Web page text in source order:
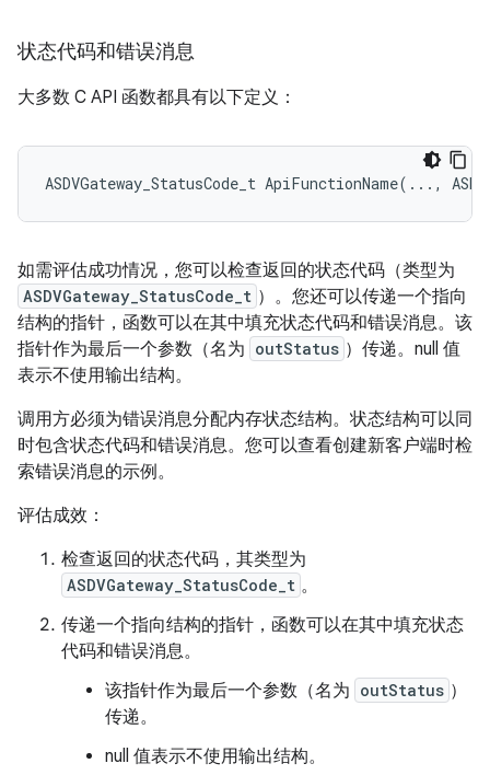
状态代码和错误消息
大多数 C API 函数都具有以下定义：
如需评估成功情况，您可以检查返回的状态代码（类型为
ASDVGateway_StatusCode_t ）。您还可以传递一个指向
结构的指针，函数可以在其中填充状态代码和错误消息。该
指针作为最后一个参数（名为 outStatus ）传递。null 值
表示不使用输出结构。
调用方必须为错误消息分配内存状态结构。状态结构可以同
时包含状态代码和错误消息。您可以查看创建新客户端时检
索错误消息的示例。
评估成效：
检查返回的状态代码，其类型为
ASDVGateway_StatusCode_t 。
传递一个指向结构的指针，函数可以在其中填充状态
代码和错误消息。
该指针作为最后一个参数（名为 outStatus ）
传递。
null 值表示不使用输出结构。